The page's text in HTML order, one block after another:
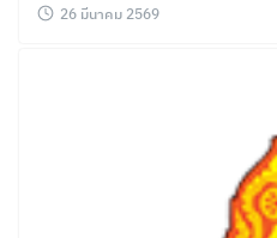
26 มีนาคม 2569